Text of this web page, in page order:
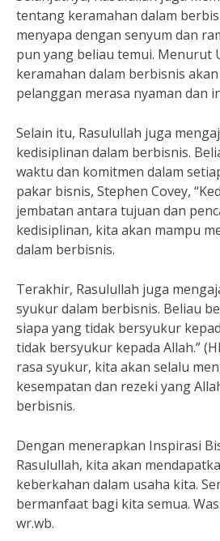
tentang keramahan dalam
menyapa dengan senyum dan
pun yang beliau temui. Menurut
keramahan dalam berbisnis
pelanggan merasa nyaman dan
Selain itu, Rasulullah juga
kedisiplinan dalam berbisnis.
waktu dan komitmen dalam
pakar bisnis, Stephen Covey,
jembatan antara tujuan dan
kedisiplinan, kita akan mampu
dalam berbisnis.
Terakhir, Rasulullah juga
syukur dalam berbisnis. Beliau
siapa yang tidak bersyukur
tidak bersyukur kepada Allah.”
rasa syukur, kita akan selalu
kesempatan dan rezeki yang
berbisnis.
Dengan menerapkan Inspirasi
Rasulullah, kita akan
keberkahan dalam usaha kita.
bermanfaat bagi kita semua.
wr.wb.